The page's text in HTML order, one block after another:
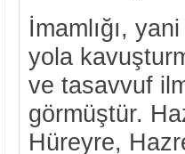
İmamlığı,
yola
ve tasavvuf
görmüştür.
Hüreyre,